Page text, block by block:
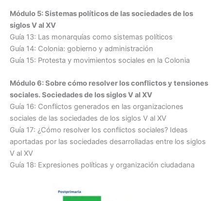
Módulo 5: Sistemas políticos de las sociedades de los
siglos V al XV
Guía 13: Las monarquías como sistemas políticos
Guía 14: Colonia: gobierno y administración
Guía 15: Protesta y movimientos sociales en la Colonia
Módulo 6: Sobre cómo resolver los conflictos y tensiones
sociales. Sociedades de los siglos V al XV
Guía 16: Conflictos generados en las organizaciones
sociales de las sociedades de los siglos V al XV
Guía 17: ¿Cómo resolver los conflictos sociales? Ideas
aportadas por las sociedades desarrolladas entre los siglos
V al XV
Guía 18: Expresiones políticas y organización ciudadana